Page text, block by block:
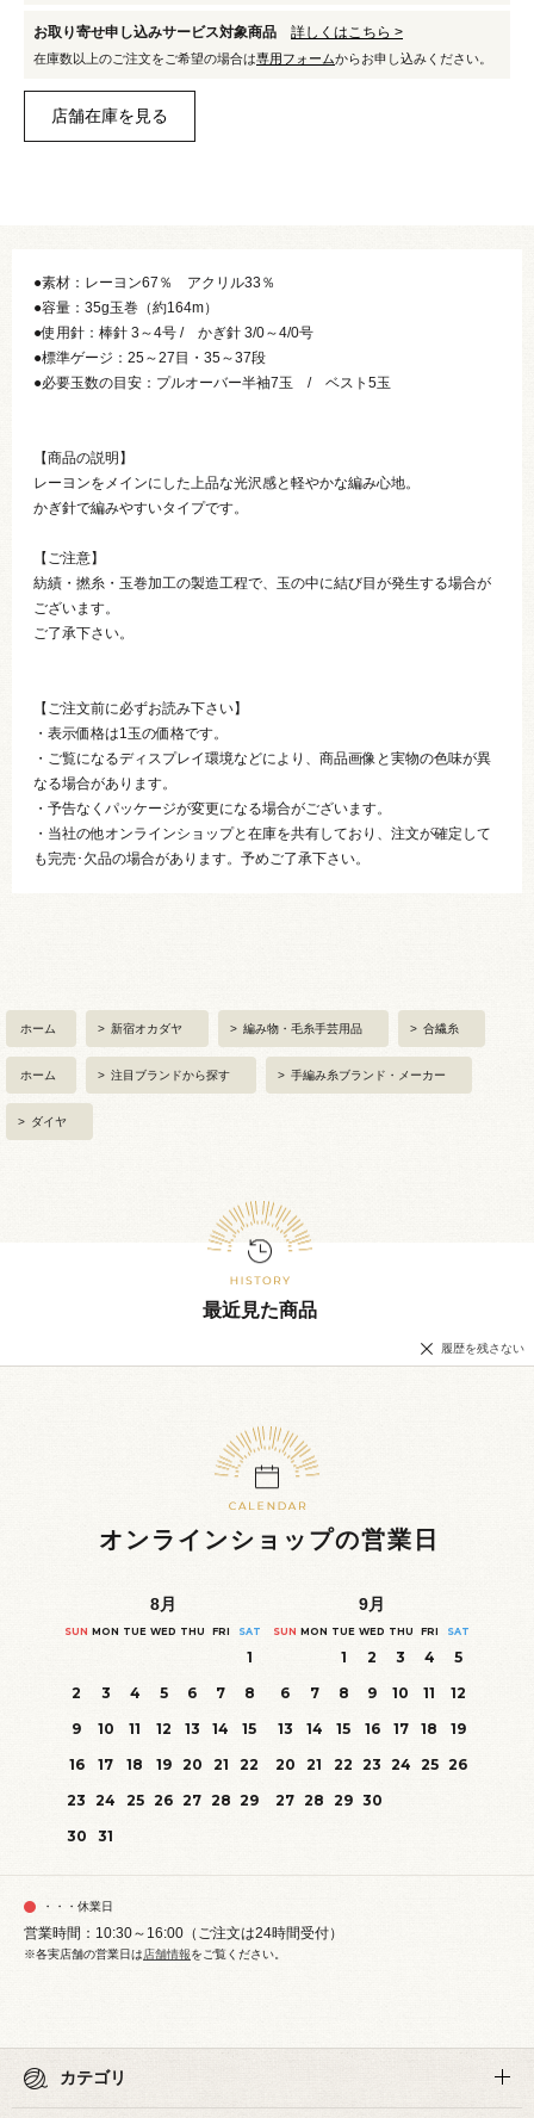
お取り寄せ申し込みサービス対象商品 詳しくはこちら >
在庫数以上のご注文をご希望の場合は専用フォームからお申し込みください。
●素材：レーヨン67％ アクリル33％
●容量：35g玉巻（約164m）
●使用針：棒針 3～4号 / かぎ針 3/0～4/0号
●標準ゲージ：25～27目・35～37段
●必要玉数の目安：プルオーバー半袖7玉 / ベスト5玉
【商品の説明】
レーヨンをメインにした上品な光沢感と軽やかな編み心地。
かぎ針で編みやすいタイプです。
【ご注意】
紡績・撚糸・玉巻加工の製造工程で、玉の中に結び目が発生する場合が
ございます。
ご了承下さい。
【ご注文前に必ずお読み下さい】
・表示価格は1玉の価格です。
・ご覧になるディスプレイ環境などにより、商品画像と実物の色味が異
なる場合があります。
・予告なくパッケージが変更になる場合がございます。
・当社の他オンラインショップと在庫を共有しており、注文が確定して
も完売･欠品の場合があります。予めご了承下さい。
ホーム > 新宿オカダヤ > 編み物・毛糸手芸用品 > 合繊糸
ホーム > 注目ブランドから探す > 手編み糸ブランド・メーカー
> ダイヤ
最近見た商品
履歴を残さない
オンラインショップの営業日
8月
SUN MON TUE WED THU FRI SAT
1
2
3 4 5 6 7
8
9
10 11 12 13 14
15
16
17 18 19 20 21
22
23 24 25 26 27 28 29
30
31
9月
SUN MON TUE WED THU FRI SAT
1 2 3 4
5
6
7 8 9 10 11
12
13
14 15 16 17 18
19
20
21 22 23 24 25 26
27 28 29 30
・・・休業日
営業時間：10:30～16:00（ご注文は24時間受付）
※各実店舗の営業日は店舗情報をご覧ください。
カテゴリ